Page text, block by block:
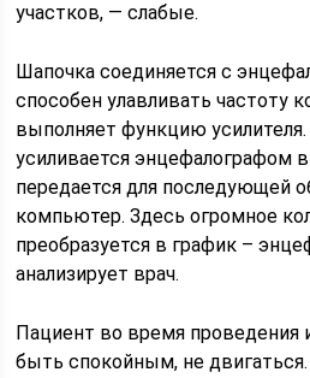
участков, — слабые.
Шапочка соединяется с
способен улавливать частоту
выполняет функцию
усиливается энцефалографом
передается для последующей
компьютер. Здесь огромное
преобразуется в график –
анализирует врач.
Пациент во время проведения
быть спокойным, не